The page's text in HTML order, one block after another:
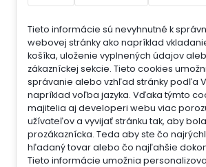
Tieto informácie sú nevyhnutné k
webovej stránky ako napríklad
košíka, uloženie vyplnených údajov
zákazníckej sekcie. Tieto cookies
správanie alebo vzhľad stránky podľa
napríklad voľba jazyka. Vďaka týmto
majitelia aj developeri webu viac
užívateľov a vyvijať stránku tak, aby
prozákaznícka. Teda aby ste čo
hľadaný tovar alebo čo najľahšie
Tieto informácie umožnia